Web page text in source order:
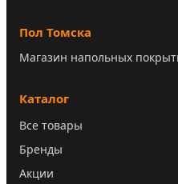
Пол Томска
Магазин напольных
Каталог
Все товары
Бренды
Акции